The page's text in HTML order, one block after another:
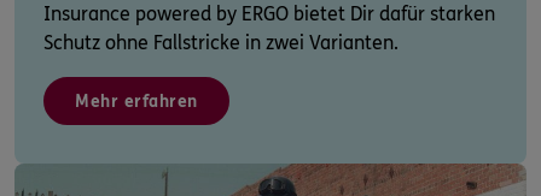
Insurance powered by ERGO bietet Dir dafür starken
Schutz ohne Fallstricke in zwei Varianten.
Mehr erfahren